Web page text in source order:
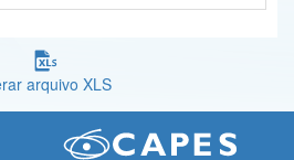
arquivo XLS